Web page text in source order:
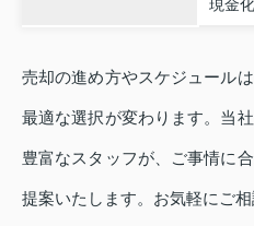
現金化
売却の進め方やスケジュール
最適な選択が変わります。当
豊富なスタッフが、ご事情に
提案いたします。お気軽にご相